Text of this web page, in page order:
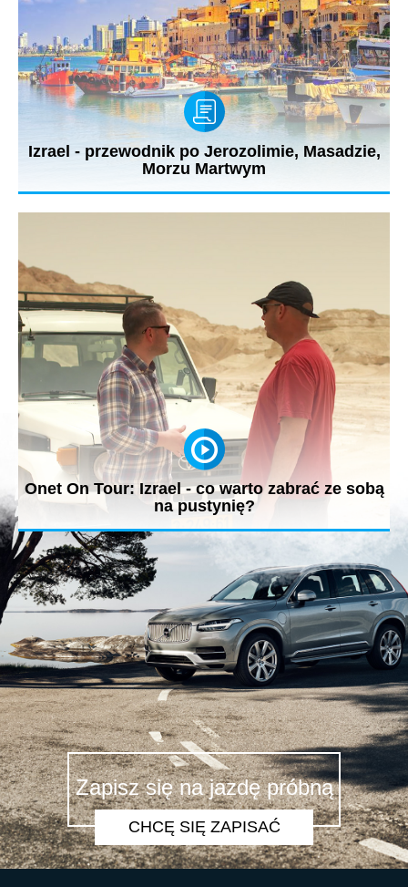
Izrael - przewodnik po Jerozolimie, Masadzie,
Morzu Martwym
Onet On Tour: Izrael - co warto zabrać ze sobą
na pustynię?
Izraelska pustynia to miejsce kuszące, ale i niebezpieczne.
Jarosław Kuźniar...
Zapisz się na jazdę próbną
CHCĘ SIĘ ZAPISAĆ